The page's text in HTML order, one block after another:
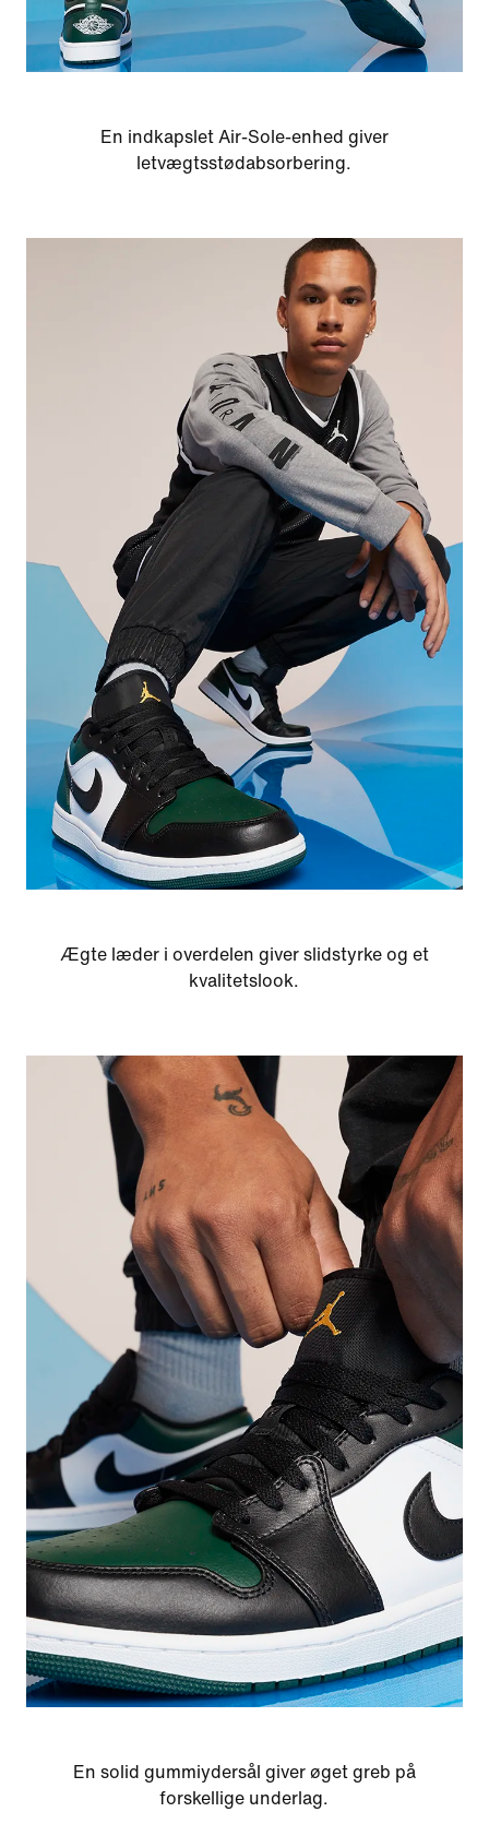
En indkapslet Air-Sole-enhed giver
letvægtsstødabsorbering.
Ægte læder i overdelen giver slidstyrke og et
kvalitetslook.
En solid gummiydersål giver øget greb på
forskellige underlag.